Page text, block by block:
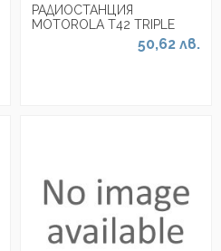
РАДИОСТАНЦИЯ
MOTOROLA Т42 TRIPLE
50,62 лв.